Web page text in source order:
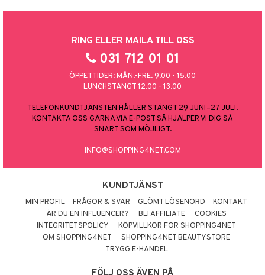
RING ELLER MAILA TILL OSS
031 712 01 01
ÖPPETTIDER: MÅN.-FRE. 9.00 - 15.00
LUNCHSTÄNGT 12.00 - 13.00
TELEFONKUNDTJÄNSTEN HÅLLER STÄNGT 29 JUNI–27 JULI.
KONTAKTA OSS GÄRNA VIA E-POST SÅ HJÄLPER VI DIG SÅ
SNART SOM MÖJLIGT.
INFO@SHOPPING4NET.COM
KUNDTJÄNST
MIN PROFIL FRÅGOR & SVAR GLÖMT LÖSENORD
KONTAKT
ÄR DU EN INFLUENCER?
BLI AFFILIATE
COOKIES
INTEGRITETSPOLICY
KÖPVILLKOR FÖR SHOPPING4NET
OM SHOPPING4NET
SHOPPING4NET BEAUTYSTORE
TRYGG E-HANDEL